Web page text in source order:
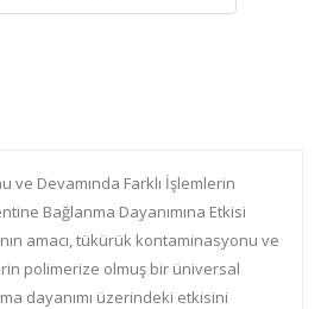
ve Devamında Farklı İşlemlerin
Bağlanma Dayanımına Etkisi
amacı, tükürük kontaminasyonu ve
polimerize olmuş bir üniversal
dayanımı üzerindeki etkisini